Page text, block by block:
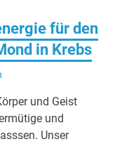
für den
in Krebs
und Geist
und
Unser